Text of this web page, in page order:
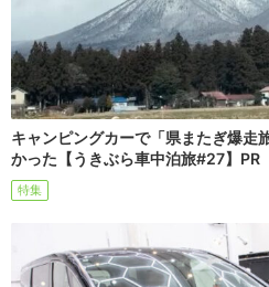
キャンピングカーで「県またぎ爆走
かった【うきぶら車中泊旅#27】PR
特集